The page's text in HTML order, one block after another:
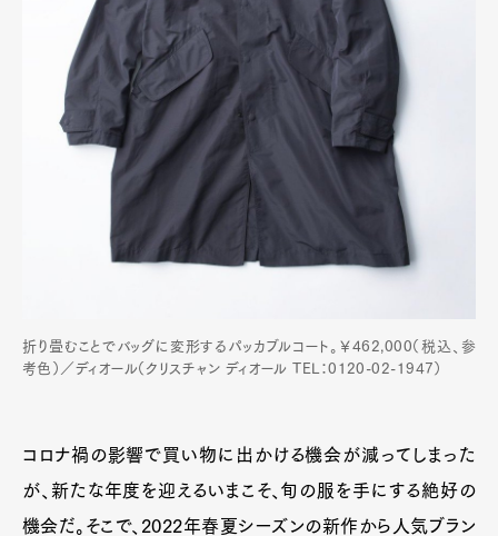
折り畳むことでバッグに変形するパッカブルコート。￥462,000（税込、参
考色）／ディオール（クリスチャン ディオール TEL：0120-02-1947）
コロナ禍の影響で買い物に出かける機会が減ってしまった
が、新たな年度を迎えるいまこそ、旬の服を手にする絶好の
機会だ。そこで、2022年春夏シーズンの新作から人気ブラン